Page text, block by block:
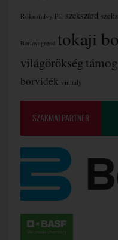
Rókusfalvy Pál szekszárd
Borlovagrend tokaji
világörökség
borvidék vinitaly
SZAKMAI PARTNER